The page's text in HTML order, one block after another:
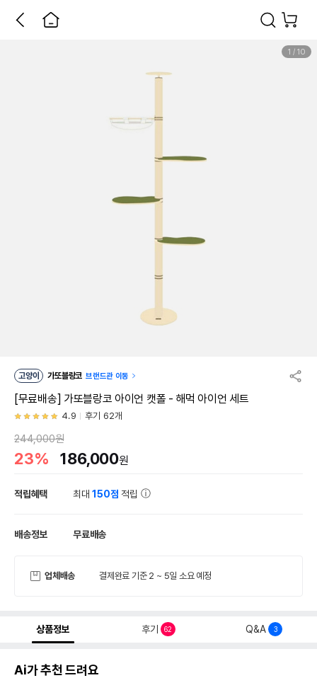
1 / 10
고양이 가또블랑코 브랜드관 이동
[무료배송] 가또블랑코 아이언 캣폴 - 해먹 아이언 세트
4.9 후기 62개
244,000원
23% 186,000원
적립혜택 최대150점 적립
배송정보 무료배송
업체배송 결제완료 기준 2 ~ 5일 소요 예정
상품정보 후기 62 Q&A 3
Ai가 추천 드려요